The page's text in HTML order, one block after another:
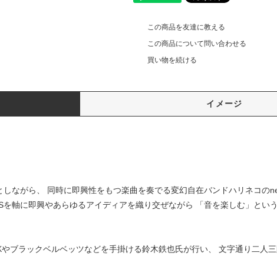
この商品を友達に教える
この商品について問い合わせる
買い物を続ける
イメージ
ながら、 同時に即興性をもつ楽曲を奏でる変幻自在バンドハリネコの
軸に即興やあらゆるアイディアを織り交ぜながら 「音を楽しむ」とい
ブラックベルベッツなどを手掛ける鈴木鉄也氏が行い、 文字通り二人